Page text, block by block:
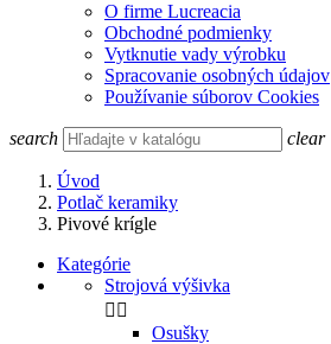
O firme Lucreacia
Obchodné podmienky
Vytknutie vady výrobku
Spracovanie osobných údajov
Používanie súborov Cookies
search clear
Úvod
Potlač keramiky
Pivové krígle
Kategórie
Strojová výšivka
 
Osušky